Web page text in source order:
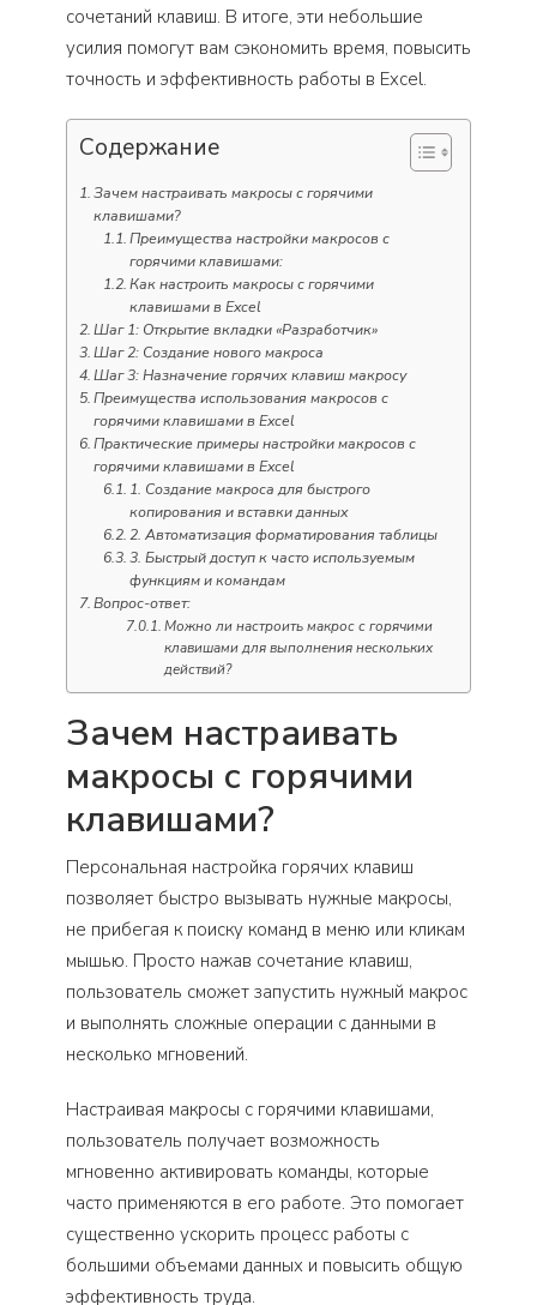
сочетаний клавиш. В итоге, эти небольшие
усилия помогут вам сэкономить время, повысить
точность и эффективность работы в Excel.
Содержание
Зачем настраивать макросы с горячими
клавишами?
Преимущества настройки макросов с
горячими клавишами:
Как настроить макросы с горячими
клавишами в Excel
Шаг 1: Открытие вкладки «Разработчик»
Шаг 2: Создание нового макроса
Шаг 3: Назначение горячих клавиш макросу
Преимущества использования макросов с
горячими клавишами в Excel
Практические примеры настройки макросов с
горячими клавишами в Excel
1. Создание макроса для быстрого
копирования и вставки данных
2. Автоматизация форматирования таблицы
3. Быстрый доступ к часто используемым
функциям и командам
Вопрос-ответ:
Можно ли настроить макрос с горячими
клавишами для выполнения нескольких
действий?
Зачем настраивать
макросы с горячими
клавишами?
Персональная настройка горячих клавиш
позволяет быстро вызывать нужные макросы,
не прибегая к поиску команд в меню или кликам
мышью. Просто нажав сочетание клавиш,
пользователь сможет запустить нужный макрос
и выполнять сложные операции с данными в
несколько мгновений.
Настраивая макросы с горячими клавишами,
пользователь получает возможность
мгновенно активировать команды, которые
часто применяются в его работе. Это помогает
существенно ускорить процесс работы с
большими объемами данных и повысить общую
эффективность труда.